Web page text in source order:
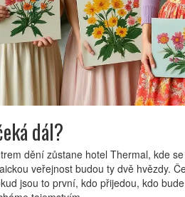
dál?
dění zůstane hotel Thermal, kde
veřejnost budou ty dvě hvězdy.
jsou to první, kdo přijedou, kdo